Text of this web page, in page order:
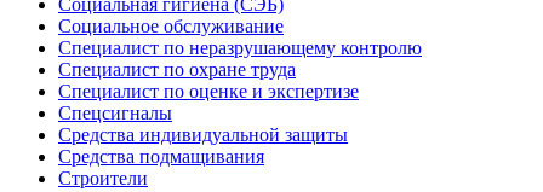
Социальная гигиена (СЭБ)
Социальное обслуживание
Специалист по неразрушающему контролю
Специалист по охране труда
Специалист по оценке и экспертизе
Спецсигналы
Средства индивидуальной защиты
Средства подмащивания
Строители